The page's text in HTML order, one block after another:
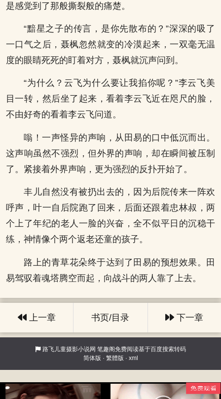
是感觉到了那般撕裂般的痛楚。
“黯星之子的传言，是你先散布的？”深深的吸了
一口气之后，聂枫忽然就变的冷漠起来，一双毫无温
度的眼睛死死的盯着对方，聂枫就沉声问到。
“为什么？云飞为什么要让我掐你呢？”李云飞美
目一转，然后坐了起来，看着李云飞近在咫尺的脸，
不由好奇的看着李云飞问道。
嗡！一声怪异的声响，从田易的口中低沉而出。
这声响虽然不强烈，但外界的声响，却在瞬间被压制
了。紧接着外界声响，更为强烈的反扑开始了。
丰儿自然没有被扔出去的，因为后院传来一阵欢
呼声，叶一自后院跑了回来，后面还跟着忠林叔，两
个上了年纪的老人一脸的兴奋，全不似平日的沉稳干
练，神情像个两个返老还童的孩子。
路上的青草花朵终于达到了田易的预想效果。田
易驾驭着魂塔腾空而起，向战斗的两人靠了上去。
上一章 书页/目录 下一章
路飞儿童摄影小说网 笔趣阁免费阅读基于百度搜索转码
简体版 · 繁體版 · xml